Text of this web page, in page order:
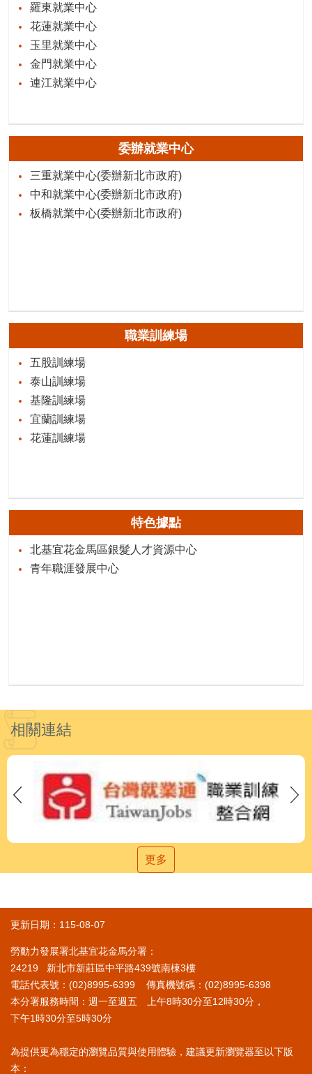
羅東就業中心
花蓮就業中心
玉里就業中心
金門就業中心
連江就業中心
委辦就業中心
三重就業中心(委辦新北市政府)
中和就業中心(委辦新北市政府)
板橋就業中心(委辦新北市政府)
職業訓練場
五股訓練場
泰山訓練場
基隆訓練場
宜蘭訓練場
花蓮訓練場
特色據點
北基宜花金馬區銀髮人才資源中心
青年職涯發展中心
相關連結
更多
更新日期：115-08-07
勞動力發展署北基宜花金馬分署：
24219 新北市新莊區中平路439號南棟3樓
電話代表號：(02)8995-6399 傳真機號碼：(02)8995-6398
本分署服務時間：週一至週五 上午8時30分至12時30分，
下午1時30分至5時30分
為提供更為穩定的瀏覽品質與使用體驗，建議更新瀏覽器至以下版
本：